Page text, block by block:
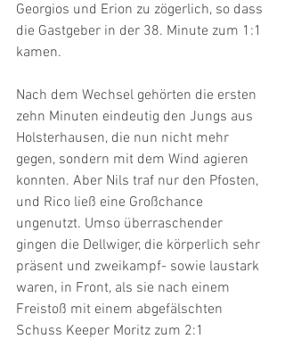
Georgios und Erion zu zögerlich, so dass
die Gastgeber in der 38. Minute zum 1:1
kamen.
Nach dem Wechsel gehörten die ersten
zehn Minuten eindeutig den Jungs aus
Holsterhausen, die nun nicht mehr
gegen, sondern mit dem Wind agieren
konnten. Aber Nils traf nur den Pfosten,
und Rico ließ eine Großchance
ungenutzt. Umso überraschender
gingen die Dellwiger, die körperlich sehr
präsent und zweikampf- sowie laustark
waren, in Front, als sie nach einem
Freistoß mit einem abgefälschten
Schuss Keeper Moritz zum 2:1